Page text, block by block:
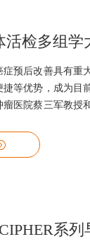
症预后改善具有重
等优势，成为目
医院蔡三军教授
型，在早期肠癌
。相关成果在